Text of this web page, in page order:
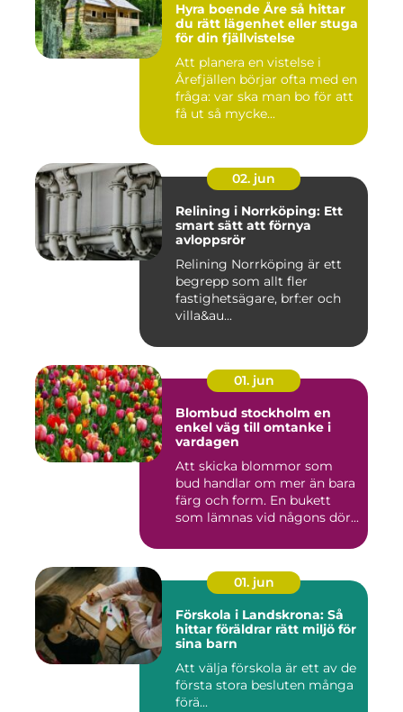
Hyra boende Åre så hittar
du rätt lägenhet eller stuga
för din fjällvistelse
Att planera en vistelse i
Årefjällen börjar ofta med en
fråga: var ska man bo för att
få ut så mycke...
02. jun
Relining i Norrköping: Ett
smart sätt att förnya
avloppsrör
Relining Norrköping är ett
begrepp som allt fler
fastighetsägare, brf:er och
villa&au...
01. jun
Blombud stockholm en
enkel väg till omtanke i
vardagen
Att skicka blommor som
bud handlar om mer än bara
färg och form. En bukett
som lämnas vid någons dör...
01. jun
Förskola i Landskrona: Så
hittar föräldrar rätt miljö för
sina barn
Att välja förskola är ett av de
första stora besluten många
förä...